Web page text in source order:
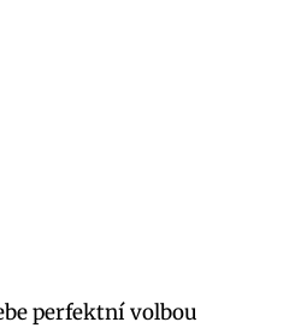
perfektní volbou